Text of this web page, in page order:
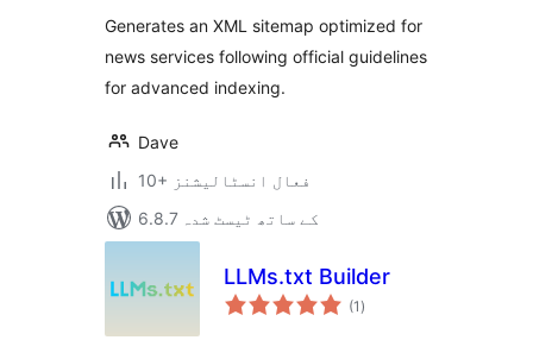
Generates an XML sitemap optimized for
news services following official guidelines
for advanced indexing.
Dave
10+ فعال انسٹالیشنز
6.8.7 کے ساتھ ٹیسٹ شدہ
LLMs.txt Builder
(1 مجموعی
درجہ
)